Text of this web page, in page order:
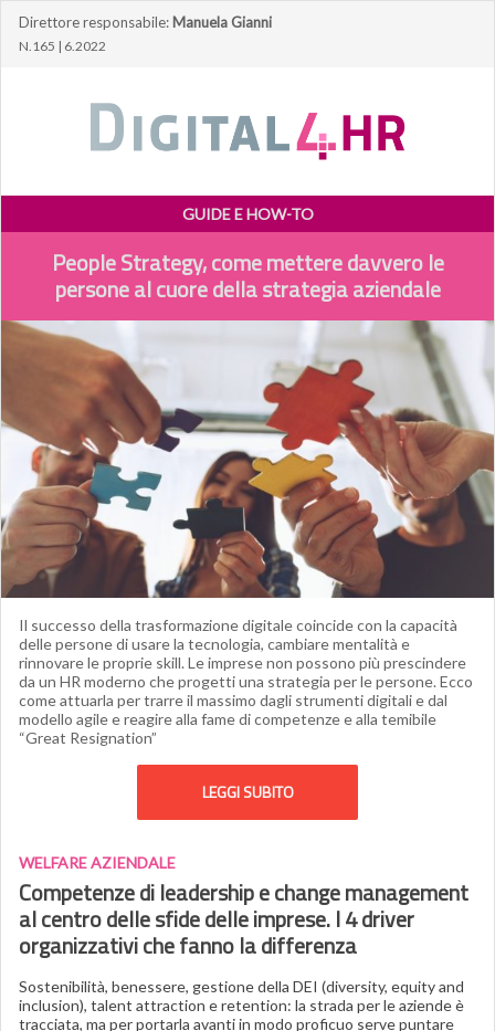
Direttore responsabile: Manuela Gianni
N.165 | 6.2022
GUIDE E HOW-TO
People Strategy, come mettere davvero le
persone al cuore della strategia aziendale
Il successo della trasformazione digitale coincide con la capacità
delle persone di usare la tecnologia, cambiare mentalità e
rinnovare le proprie skill. Le imprese non possono più prescindere
da un HR moderno che progetti una strategia per le persone. Ecco
come attuarla per trarre il massimo dagli strumenti digitali e dal
modello agile e reagire alla fame di competenze e alla temibile
“Great Resignation”
LEGGI SUBITO
WELFARE AZIENDALE
Competenze di leadership e change management
al centro delle sfide delle imprese. I 4 driver
organizzativi che fanno la differenza
Sostenibilità, benessere, gestione della DEI (diversity, equity and
inclusion), talent attraction e retention: la strada per le aziende è
tracciata, ma per portarla avanti in modo proficuo serve puntare